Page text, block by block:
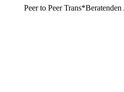
Peer to Peer